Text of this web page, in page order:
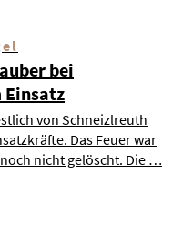
bei
Einsatz
von Schneizlreuth
Das Feuer war
nicht gelöscht. Die …